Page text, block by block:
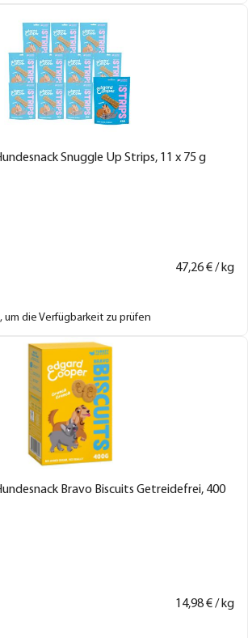
Snuggle Up Strips, 11 x 75 g
47,26€ / kg
, um die Verfügbarkeit zu prüfen
Bravo Biscuits Getreidefrei, 400
14,98€ / kg